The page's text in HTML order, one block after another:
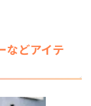
などアイテ